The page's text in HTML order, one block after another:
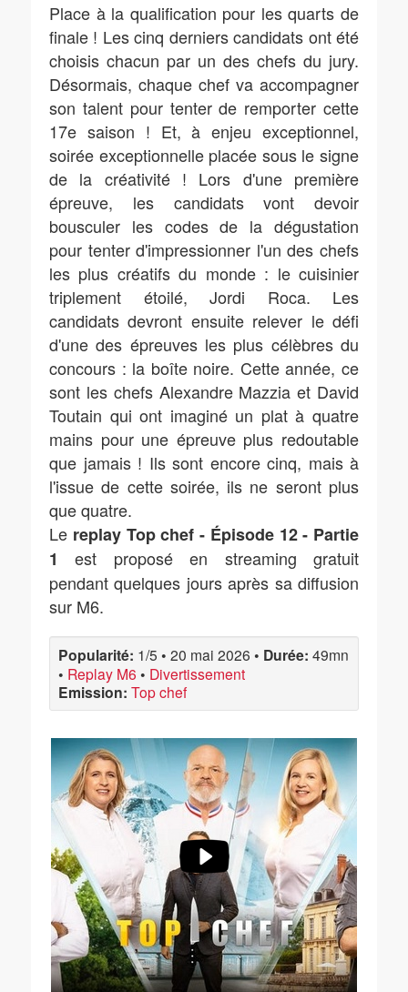
Place à la qualification pour les quarts de
finale ! Les cinq derniers candidats ont été
choisis chacun par un des chefs du jury.
Désormais, chaque chef va accompagner
son talent pour tenter de remporter cette
17e saison ! Et, à enjeu exceptionnel,
soirée exceptionnelle placée sous le signe
de la créativité ! Lors d'une première
épreuve, les candidats vont devoir
bousculer les codes de la dégustation
pour tenter d'impressionner l'un des chefs
les plus créatifs du monde : le cuisinier
triplement étoilé, Jordi Roca. Les
candidats devront ensuite relever le défi
d'une des épreuves les plus célèbres du
concours : la boîte noire. Cette année, ce
sont les chefs Alexandre Mazzia et David
Toutain qui ont imaginé un plat à quatre
mains pour une épreuve plus redoutable
que jamais ! Ils sont encore cinq, mais à
l'issue de cette soirée, ils ne seront plus
que quatre.
Le replay Top chef - Épisode 12 - Partie
1
est proposé en streaming gratuit
pendant quelques jours après sa diffusion
sur M6.
Popularité: 1/5 • 20 mai 2026 • Durée: 49mn
• Replay M6 • Divertissement
Emission: Top chef